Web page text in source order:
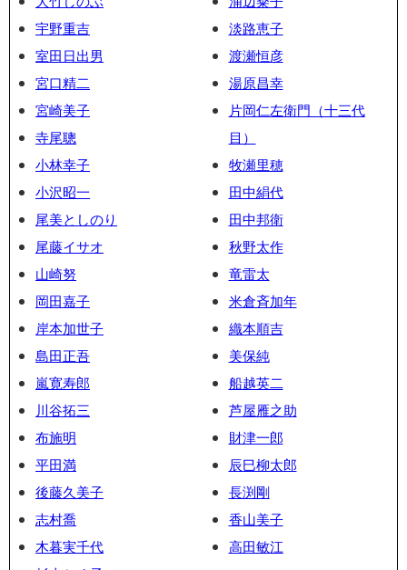
宇野重吉
室田日出男
宮口精二
宮崎美子
寺尾聰
小林幸子
小沢昭一
尾美としのり
尾藤イサオ
山崎努
岡田嘉子
岸本加世子
島田正吾
嵐寛寿郎
川谷拓三
布施明
平田満
後藤久美子
志村喬
木暮実千代
淡路恵子
渡瀬恒彦
湯原昌幸
片岡仁左衛門（十三代
目）
牧瀬里穂
田中絹代
田中邦衛
秋野太作
竜雷太
米倉斉加年
織本順吉
美保純
船越英二
芦屋雁之助
財津一郎
辰巳柳太郎
長渕剛
香山美子
高田敏江